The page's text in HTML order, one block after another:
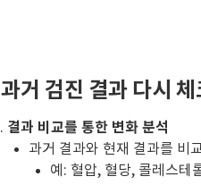
과거 검진 결과 다시 체
결과 비교를 통한 변화 분석
과거 결과와 현재 결과를 비
예: 혈압, 혈당, 콜레스테